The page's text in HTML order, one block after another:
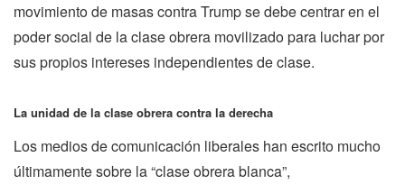
movimiento de masas contra Trump se debe centrar en el
poder social de la clase obrera movilizado para luchar por
sus propios intereses independientes de clase.
La unidad de la clase obrera contra la derecha
Los medios de comunicación liberales han escrito mucho
últimamente sobre la “clase obrera blanca”,